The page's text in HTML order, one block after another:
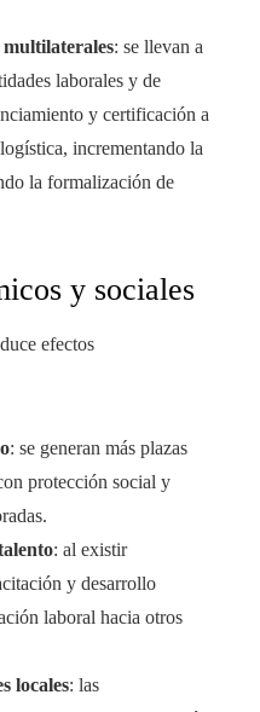
multilaterales: se llevan a
laborales y de
y certificación a
incrementando la
la formalización de
y sociales
efectos
: se generan más plazas
protección social y
: al existir
y desarrollo
laboral hacia otros
locales: las